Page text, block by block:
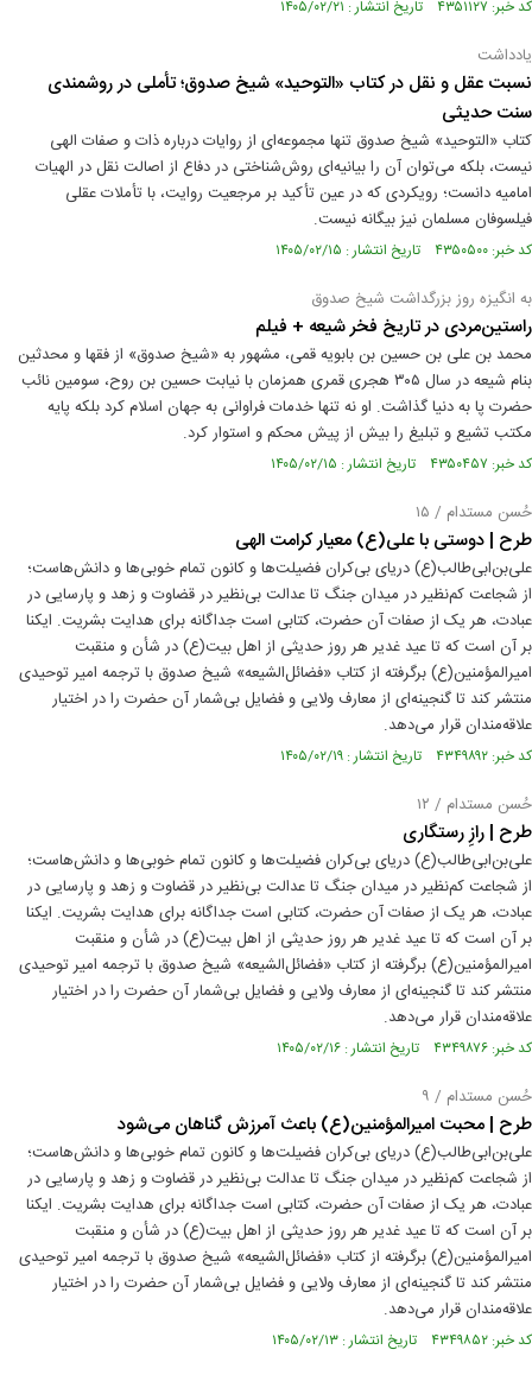
کد خبر: ۴۳۵۱۱۲۷ تاریخ انتشار : ۱۴۰۵/۰۲/۲۱
یادداشت
نسبت عقل و نقل در کتاب «التوحید» شیخ صدوق؛ تأملی در روشمندی
سنت حدیثی
کتاب «التوحید» شیخ صدوق تنها مجموعه‌ای از روایات درباره ذات و صفات الهی
نیست، بلکه می‌توان آن را بیانیه‌ای روش‌شناختی در دفاع از اصالت نقل در الهیات
امامیه دانست؛ رویکردی که در عین تأکید بر مرجعیت روایت، با تأملات عقلی
فیلسوفان مسلمان نیز بیگانه نیست.
کد خبر: ۴۳۵۰۵۰۰ تاریخ انتشار : ۱۴۰۵/۰۲/۱۵
به انگیزه روز بزرگداشت شیخ صدوق
راستین‌مردی در تاریخ فخر شیعه + فیلم
محمد بن على بن حسین بن بابویه قمى، مشهور به‏ «شیخ صدوق» از فقها و محدثین
بنام شیعه در سال ۳۰۵ هجری قمری همزمان با نیابت حسین بن روح، سومین نائب
حضرت پا به دنیا گذاشت. او نه تنها خدمات فراوانی به جهان اسلام كرد بلكه پايه
مكتب تشيع و تبليغ را بيش از پيش محكم و استوار كرد.
کد خبر: ۴۳۵۰۴۵۷ تاریخ انتشار : ۱۴۰۵/۰۲/۱۵
حُسن مستدام / ۱۵
طرح | دوستی با علی(ع) معیار کرامت الهی
علی‌بن‌ابی‌طالب(ع) دریای بی‌کران فضیلت‌ها و کانون تمام خوبی‌ها و دانش‌هاست؛
از شجاعت کم‌نظیر در میدان جنگ تا عدالت بی‌نظیر در قضاوت و زهد و پارسایی در
عبادت، هر یک از صفات آن حضرت، کتابی است جداگانه برای هدایت بشریت. ایکنا
بر آن است که تا عید غدیر هر روز حدیثی از اهل بیت(ع) در شأن و منقبت
امیرالمؤمنین(ع) برگرفته از کتاب «فضائل‌الشیعه» شیخ صدوق با ترجمه امیر توحیدی
منتشر کند تا گنجینه‌ای از معارف ولایی و فضایل بی‌شمار آن حضرت را در اختیار
علاقه‌مندان قرار می‌دهد.
کد خبر: ۴۳۴۹۸۹۲ تاریخ انتشار : ۱۴۰۵/۰۲/۱۹
حُسن مستدام / ۱۲
طرح | رازِ رستگاری
علی‌بن‌ابی‌طالب(ع) دریای بی‌کران فضیلت‌ها و کانون تمام خوبی‌ها و دانش‌هاست؛
از شجاعت کم‌نظیر در میدان جنگ تا عدالت بی‌نظیر در قضاوت و زهد و پارسایی در
عبادت، هر یک از صفات آن حضرت، کتابی است جداگانه برای هدایت بشریت. ایکنا
بر آن است که تا عید غدیر هر روز حدیثی از اهل بیت(ع) در شأن و منقبت
امیرالمؤمنین(ع) برگرفته از کتاب «فضائل‌الشیعه» شیخ صدوق با ترجمه امیر توحیدی
منتشر کند تا گنجینه‌ای از معارف ولایی و فضایل بی‌شمار آن حضرت را در اختیار
علاقه‌مندان قرار می‌دهد.
کد خبر: ۴۳۴۹۸۷۶ تاریخ انتشار : ۱۴۰۵/۰۲/۱۶
حُسن مستدام / ۹
طرح | محبت امیرالمؤمنین(ع) باعث آمرزش گناهان می‌شود
علی‌بن‌ابی‌طالب(ع) دریای بی‌کران فضیلت‌ها و کانون تمام خوبی‌ها و دانش‌هاست؛
از شجاعت کم‌نظیر در میدان جنگ تا عدالت بی‌نظیر در قضاوت و زهد و پارسایی در
عبادت، هر یک از صفات آن حضرت، کتابی است جداگانه برای هدایت بشریت. ایکنا
بر آن است که تا عید غدیر هر روز حدیثی از اهل بیت(ع) در شأن و منقبت
امیرالمؤمنین(ع) برگرفته از کتاب «فضائل‌الشیعه» شیخ صدوق با ترجمه امیر توحیدی
منتشر کند تا گنجینه‌ای از معارف ولایی و فضایل بی‌شمار آن حضرت را در اختیار
علاقه‌مندان قرار می‌دهد.
کد خبر: ۴۳۴۹۸۵۲ تاریخ انتشار : ۱۴۰۵/۰۲/۱۳